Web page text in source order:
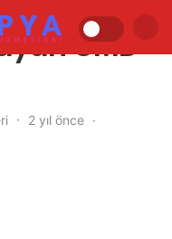
CMD
2 yıl önce